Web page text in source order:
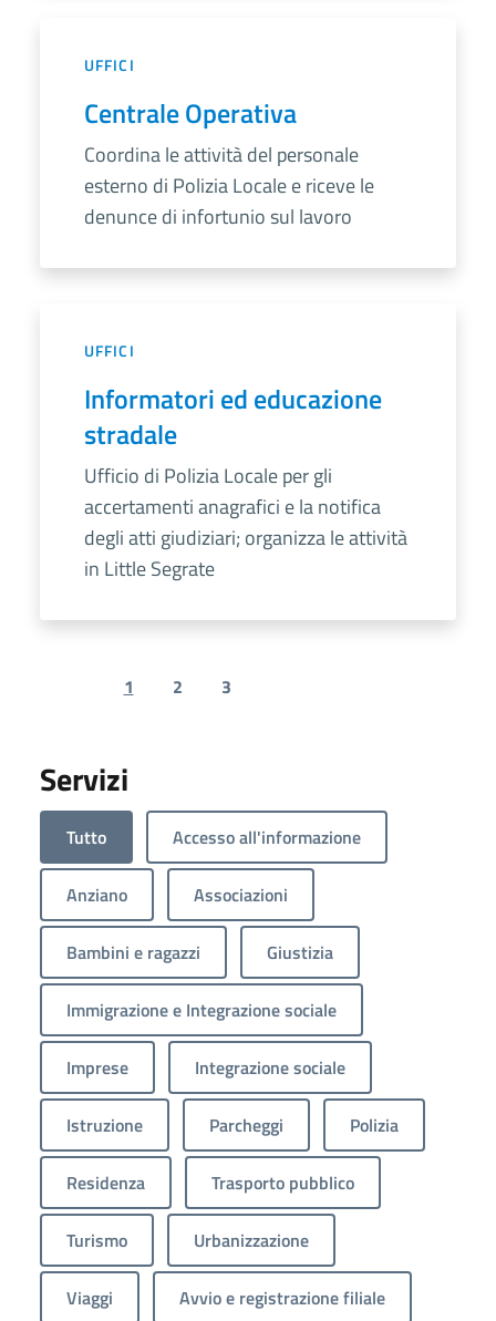
UFFICI
Centrale Operativa
Coordina le attività del personale
esterno di Polizia Locale e riceve le
denunce di infortunio sul lavoro
UFFICI
Informatori ed educazione
stradale
Ufficio di Polizia Locale per gli
accertamenti anagrafici e la notifica
degli atti giudiziari; organizza le attività
in Little Segrate
Previous page
1 2 3
Servizi
Tutto Accesso all'informazione
Anziano Associazioni
Bambini e ragazzi Giustizia
Immigrazione e Integrazione sociale
Imprese Integrazione sociale
Istruzione Parcheggi Polizia
Residenza Trasporto pubblico
Turismo Urbanizzazione
Viaggi Avvio e registrazione filiale